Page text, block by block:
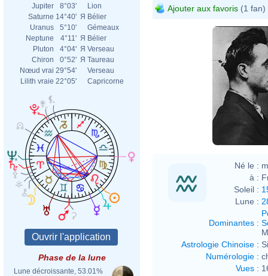
Jupiter
8°03'
Lion
Saturne 14°40' Я Bélier
Uranus
5°10'
Gémeaux
Neptune
4°11' Я Bélier
Pluton
4°04' Я Verseau
Chiron
0°52' Я Taureau
Nœud vrai 29°54'
Verseau
Lilith vraie 22°05' Capricorne
Phase de la lune
Lune décroissante, 53.01%
Ajouter aux favoris (1 fan)
Né le :
à :
Soleil :
Lune :
Dominantes :
Astrologie Chinoise :
Numérologie :
Vues :